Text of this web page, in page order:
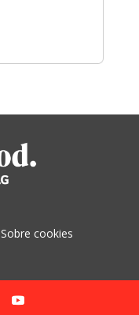
Sobre cookies